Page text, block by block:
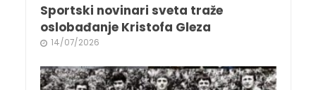
Sportski novinari sveta traže
oslobađanje Kristofa Gleza
14/07/2026